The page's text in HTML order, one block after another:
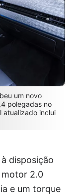
um novo
polegadas no
atualizado inclui
disposição
motor 2.0
e um torque